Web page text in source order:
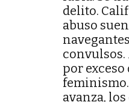
delito.
abuso
por
avanza,